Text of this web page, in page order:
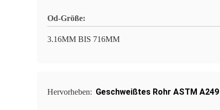
Od-Größe:
3.16MM BIS 716MM
Hervorheben: Geschweißtes Rohr ASTM